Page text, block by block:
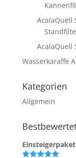
AcalaQuell
AcalaQuell
Wasserkaraffe
Kategorien
Allgemein